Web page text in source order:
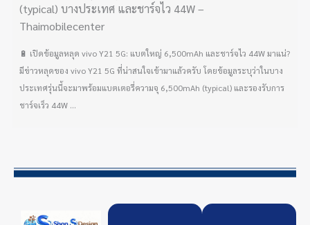
(typical) บางประเทศ และชาร์จไว 44W –
Thaimobilecenter
🔋 เปิดข้อมูลหลุด vivo Y21 5G: แบตใหญ่ 6,500mAh และชาร์จไว 44W มาแน่?
มีข่าวหลุดของ vivo Y21 5G ที่น่าสนใจเข้ามาแล้วครับ โดยข้อมูลระบุว่าในบาง
ประเทศรุ่นนี้จะมาพร้อมแบตเตอรี่ความจุ 6,500mAh (typical) และรองรับการ
ชาร์จเร็ว 44W ...